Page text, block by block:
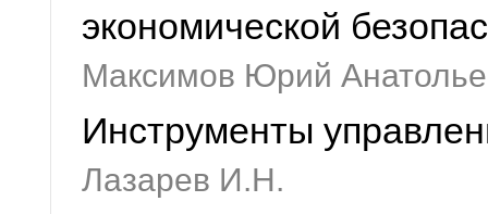
экономической
Максимов Юрий
Инструменты
Лазарев И.Н.